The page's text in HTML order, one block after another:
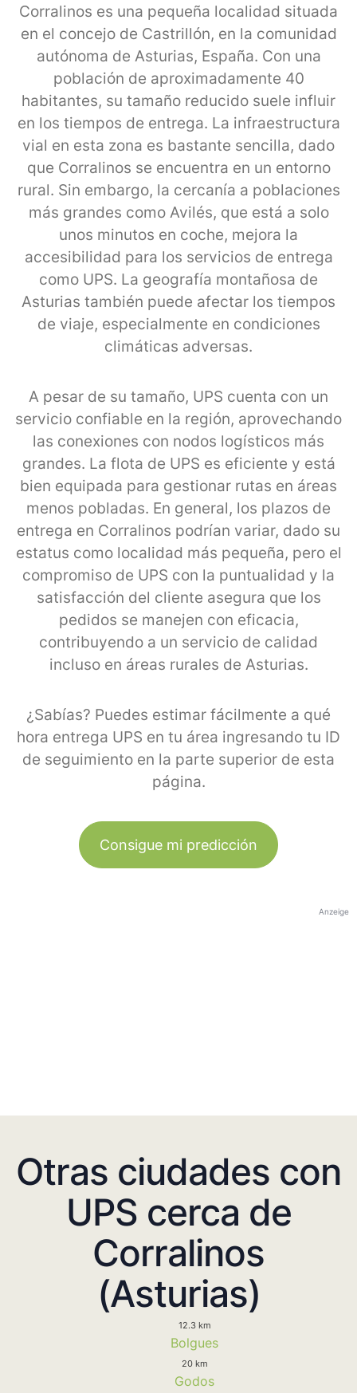
Corralinos es una pequeña localidad situada
en el concejo de Castrillón, en la comunidad
autónoma de Asturias, España. Con una
población de aproximadamente 40
habitantes, su tamaño reducido suele influir
en los tiempos de entrega. La infraestructura
vial en esta zona es bastante sencilla, dado
que Corralinos se encuentra en un entorno
rural. Sin embargo, la cercanía a poblaciones
más grandes como Avilés, que está a solo
unos minutos en coche, mejora la
accesibilidad para los servicios de entrega
como UPS. La geografía montañosa de
Asturias también puede afectar los tiempos
de viaje, especialmente en condiciones
climáticas adversas.
A pesar de su tamaño, UPS cuenta con un
servicio confiable en la región, aprovechando
las conexiones con nodos logísticos más
grandes. La flota de UPS es eficiente y está
bien equipada para gestionar rutas en áreas
menos pobladas. En general, los plazos de
entrega en Corralinos podrían variar, dado su
estatus como localidad más pequeña, pero el
compromiso de UPS con la puntualidad y la
satisfacción del cliente asegura que los
pedidos se manejen con eficacia,
contribuyendo a un servicio de calidad
incluso en áreas rurales de Asturias.
¿Sabías? Puedes estimar fácilmente a qué
hora entrega UPS en tu área ingresando tu ID
de seguimiento en la parte superior de esta
página.
Consigue mi predicción
Anzeige
Otras ciudades con
UPS cerca de
Corralinos
(Asturias)
12.3 km
Bolgues
20 km
Godos